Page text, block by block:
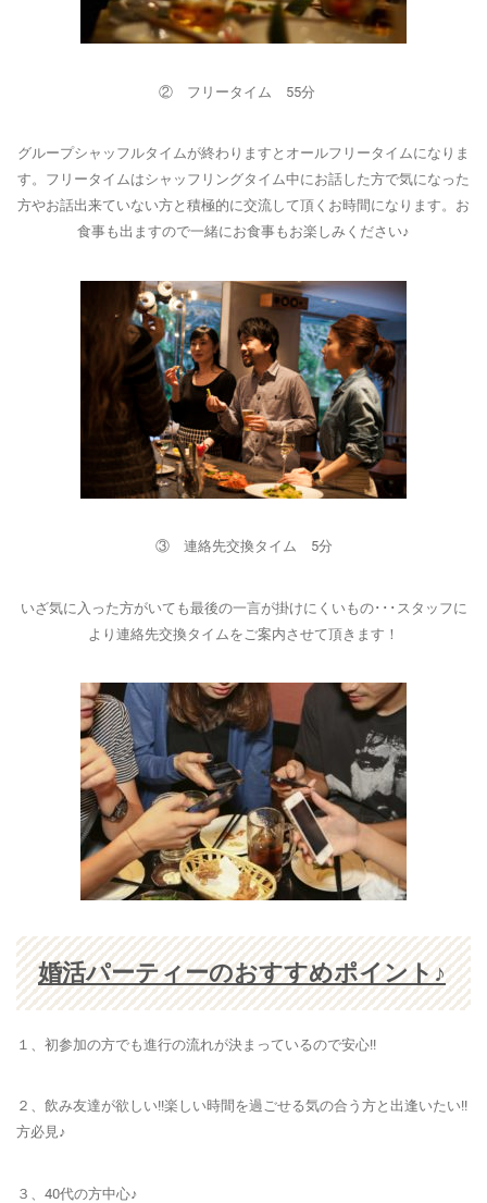
② フリータイム 55分
グループシャッフルタイムが終わりますとオールフリータイムになりま
す。フリータイムはシャッフリングタイム中にお話した方で気になった
方やお話出来ていない方と積極的に交流して頂くお時間になります。お
食事も出ますので一緒にお食事もお楽しみください♪
③ 連絡先交換タイム 5分
いざ気に入った方がいても最後の一言が掛けにくいもの･･･スタッフに
より連絡先交換タイムをご案内させて頂きます！
婚活パーティーのおすすめポイント♪
１、初参加の方でも進行の流れが決まっているので安心!!
２、飲み友達が欲しい!!楽しい時間を過ごせる気の合う方と出逢いたい!!
方必見♪
３、40代の方中心♪